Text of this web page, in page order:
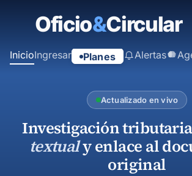
principal
InicioIngresar Planes Alertas
Actualizado en vivo
Investigación
textualy enlace al
original